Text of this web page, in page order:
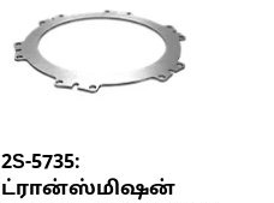
2S-5735:
ட்ரான்ஸ்மிஷன்